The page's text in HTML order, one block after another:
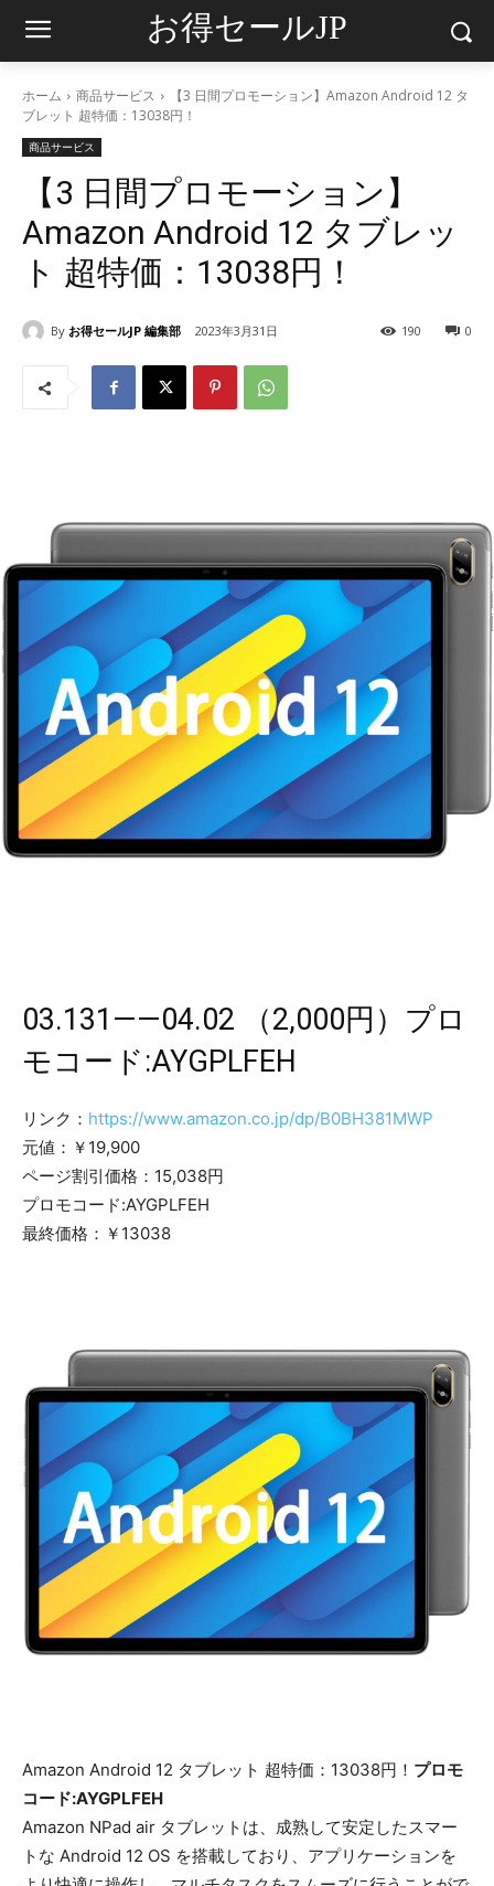
お得セールJP
ホーム 商品サービス
【3 日間プロモーション】Amazon Android 12 タ
ブレット 超特価：13038円！
商品サービス
【3 日間プロモーション】
Amazon Android 12 タブレッ
ト 超特価：13038円！
By お得セールJP 編集部 2023年3月31日 0
190
03.131——04.02 （2,000円）プロ
モコード:AYGPLFEH
リンク： https://www.amazon.co.jp/dp/B0BH381MWP
元値：￥19,900
ページ割引価格：15,038円
プロモコード:AYGPLFEH
​最終価格：￥13038
Amazon Android 12 タブレット 超特価：13038円！ プロモ
コード:AYGPLFEH
Amazon NPad air タブレットは、成熟して安定したスマー
トな Android 12 OS を搭載しており、アプリケーションを